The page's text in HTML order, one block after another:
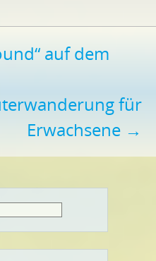
auf dem
für
Erwachsene →